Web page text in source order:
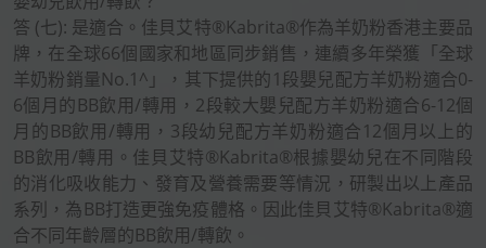
答 (七): 是適合。佳貝艾特®Kabrita®作為羊奶粉香港主要品
牌，在全球66個國家和地區同步銷售，連續多年榮獲「全球
羊奶粉銷量No.1^」，其下提供的1段嬰兒配方羊奶粉適合0-
6個月的BB飲用/轉用，2段較大嬰兒配方羊奶粉適合6-12個
月的BB飲用/轉用，3段幼兒配方羊奶粉適合12個月以上的
BB飲用/轉用。佳貝艾特®Kabrita®根據嬰幼兒在不同階段
的消化吸收能力、發育及營養需要等情況，研製出以上產品
系列，為BB打造更強免疫體格。因此佳貝艾特®Kabrita®適
合不同年齡層的BB飲用/轉飲。